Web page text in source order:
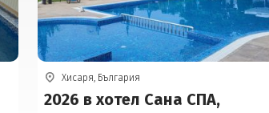
Хисаря, България
2026 в хотел Сана СПА,